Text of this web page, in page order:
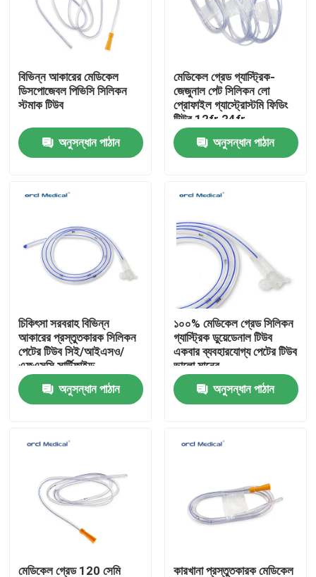
ভিডিও
আমাদের সম্পর্কে
কারখানা ভ্রমণ
আমাদের সাথে যোগাযোগ
রিইনফোর্সড এন্ডোট্র্যাকিয়াল টিউব
বিভিন্ন আকারের মেডিকেল
ডিসপোজেবল পিভিসি সিলিকন
স্টমাক টিউব
অনুসন্ধান পাঠান
মেডিকেল গ্রেড গ্যাস্ট্রিক-
জেজুনাল পেট সিলিকন লো
প্রোফাইল গ্যাস্ট্রোস্টমি ফিডিং
টিউব 12fr 24fr
অনুসন্ধান পাঠান
চিকিৎসা সরবরাহ বিভিন্ন
আকারের প্রস্তুতকারক সিলিকন
পেটের টিউব সিই/আইএসও/
এফএসসি সার্টিফাইড
অনুসন্ধান পাঠান
১০০% মেডিকেল গ্রেড সিলিকন
গ্যাস্ট্রিক ডুয়েডেনাল টিউব
একবার ব্যবহারযোগ্য পেটের টিউব
ভালো মানের
অনুসন্ধান পাঠান
মেডিকেল গ্রেড 120 সেমি কারখানা প্রস্তুতকারক মেডিকেল